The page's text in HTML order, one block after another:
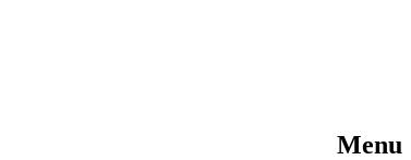
Menu